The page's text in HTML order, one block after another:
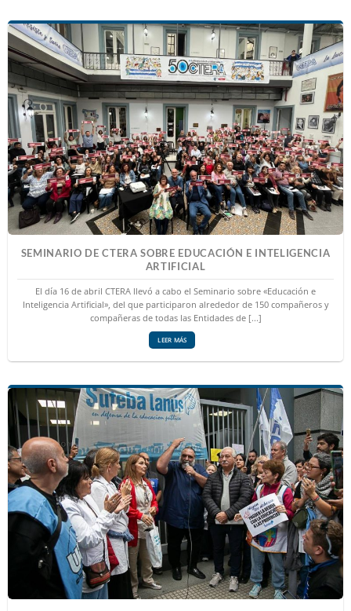
SEMINARIO DE CTERA SOBRE EDUCACIÓN E INTELIGENCIA
ARTIFICIAL
El día 16 de abril CTERA llevó a cabo el Seminario sobre «Educación e
Inteligencia Artificial», del que participaron alrededor de 150 compañeros y
compañeras de todas las Entidades de [...]
LEER MÁS